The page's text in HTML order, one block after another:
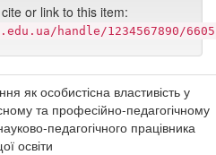
or link to this item:
handle/1234567890/6605
як особистісна властивість у
та професійно-педагогічному
педагогічного працівника
освіти